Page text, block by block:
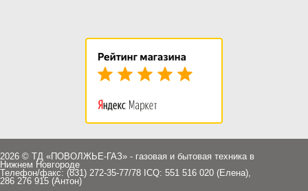
Запасные части
2026 © ТД «ПОВОЛЖЬЕ-ГАЗ» - газовая и бытовая техника в
Нижнем Новгороде
Телефон/факс: (831) 272-35-77/78 ICQ: 551 516 020 (Елена),
286 276 915 (Антон)